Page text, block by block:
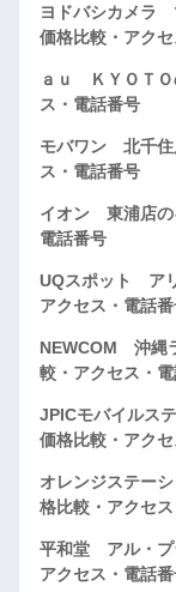
ヨドバシカメラ
価格比較・アク
ａｕ ＫＹＯＴＯ
ス・電話番号
モバワン 北千住
ス・電話番号
イオン 東浦店の
電話番号
UQスポット ア
アクセス・電話
NEWCOM 沖縄
較・アクセス・
JPICモバイルス
価格比較・アク
オレンジステー
格比較・アクセ
平和堂 アル・プ
アクセス・電話